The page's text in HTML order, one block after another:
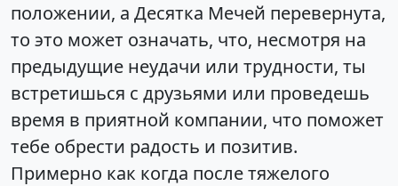
положении, а Десятка Мечей перевернута,
то это может означать, что, несмотря на
предыдущие неудачи или трудности, ты
встретишься с друзьями или проведешь
время в приятной компании, что поможет
тебе обрести радость и позитив.
Примерно как когда после тяжелого